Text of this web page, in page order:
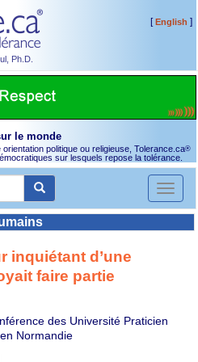
Ph.D.
[English ]
le monde
politique ou religieuse, Tolerance.ca®
sur lesquels repose la tolérance.
Toggle
inquiétant d’une
faire partie
des Université Praticien
Normandie